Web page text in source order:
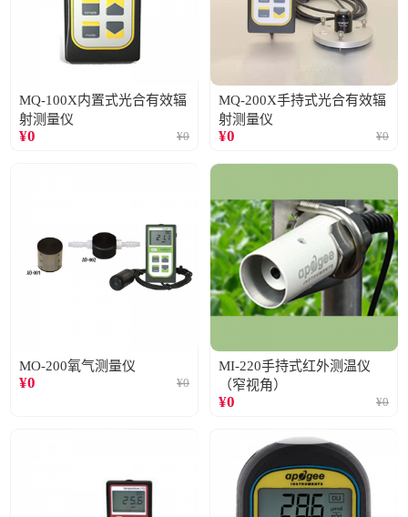
MQ-100X内置式光合有效辐
射测量仪
¥0 ¥0
MQ-200X手持式光合有效辐
射测量仪
¥0 ¥0
MO-200氧气测量仪
¥0 ¥0
MI-220手持式红外测温仪
（窄视角）
¥0 ¥0